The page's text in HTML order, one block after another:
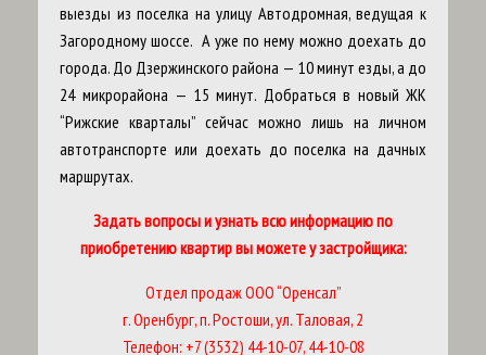
выезды из поселка на улицу Автодромная, ведущая к
Загородному шоссе. А уже по нему можно доехать до
города. До Дзержинского района — 10 минут езды, а до
24 микрорайона — 15 минут. Добраться в новый ЖК
“Рижские кварталы” сейчас можно лишь на личном
автотранспорте или доехать до поселка на дачных
маршрутах.
Задать вопросы и узнать всю информацию по
приобретению квартир вы можете у застройщика:
Отдел продаж ООО “Оренсал”
г. Оренбург, п. Ростоши, ул. Таловая, 2
Телефон: +7 (3532) 44-10-07, 44-10-08